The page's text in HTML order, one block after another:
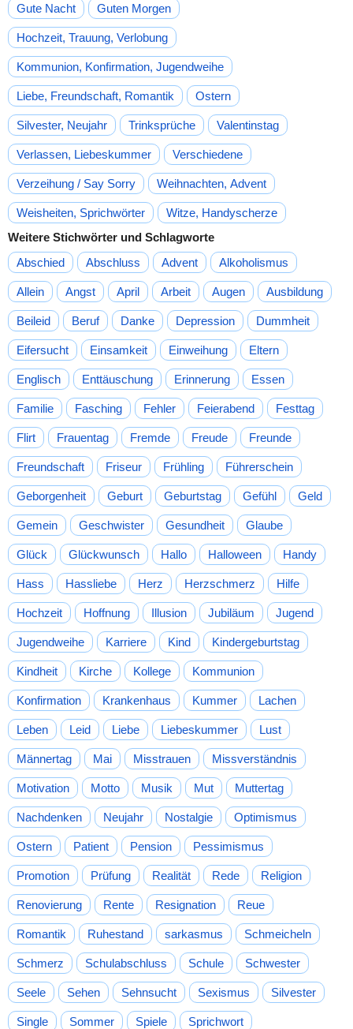
Gute Nacht Guten Morgen
Hochzeit, Trauung, Verlobung
Kommunion, Konfirmation, Jugendweihe
Liebe, Freundschaft, Romantik Ostern
Silvester, Neujahr Trinksprüche Valentinstag
Verlassen, Liebeskummer Verschiedene
Verzeihung / Say Sorry Weihnachten, Advent
Weisheiten, Sprichwörter
Witze, Handyscherze
Weitere Stichwörter und Schlagworte
Abschied
Abschluss Advent Alkoholismus
Allein Angst April Arbeit Augen Ausbildung
Beileid Beruf Danke Depression Dummheit
Eifersucht Einsamkeit Einweihung Eltern
Englisch Enttäuschung Erinnerung Essen
Familie Fasching Fehler Feierabend Festtag
Flirt Frauentag Fremde Freude Freunde
Freundschaft Friseur Frühling Führerschein
Geborgenheit Geburt Geburtstag Gefühl Geld
Gemein Geschwister Gesundheit Glaube
Glück Glückwunsch Hallo Halloween Handy
Hass Hassliebe Herz Herzschmerz Hilfe
Hochzeit Hoffnung Illusion Jubiläum Jugend
Jugendweihe Karriere Kind Kindergeburtstag
Kindheit Kirche Kollege Kommunion
Konfirmation Krankenhaus Kummer Lachen
Leben Leid Liebe Liebeskummer Lust
Männertag Mai Misstrauen Missverständnis
Motivation Motto Musik Mut Muttertag
Nachdenken Neujahr Nostalgie Optimismus
Ostern Patient Pension Pessimismus
Promotion Prüfung Realität Rede Religion
Renovierung Rente Resignation Reue
Romantik Ruhestand sarkasmus Schmeicheln
Schmerz Schulabschluss Schule Schwester
Seele Sehen Sehnsucht Sexismus Silvester
Single Sommer Spiele Sprichwort